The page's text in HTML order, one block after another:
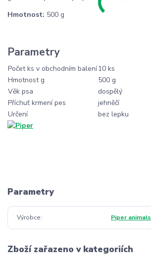
Hmotnost: 500 g
Parametry
Počet ks v obchodním balení10 ks
Hmotnost g
500 g
Věk psa
dospělý
Příchuť krmení pes
jehněčí
Určení
bez lepku
Parametry
Výrobce Piper animals
Zboží zařazeno v kategoriích